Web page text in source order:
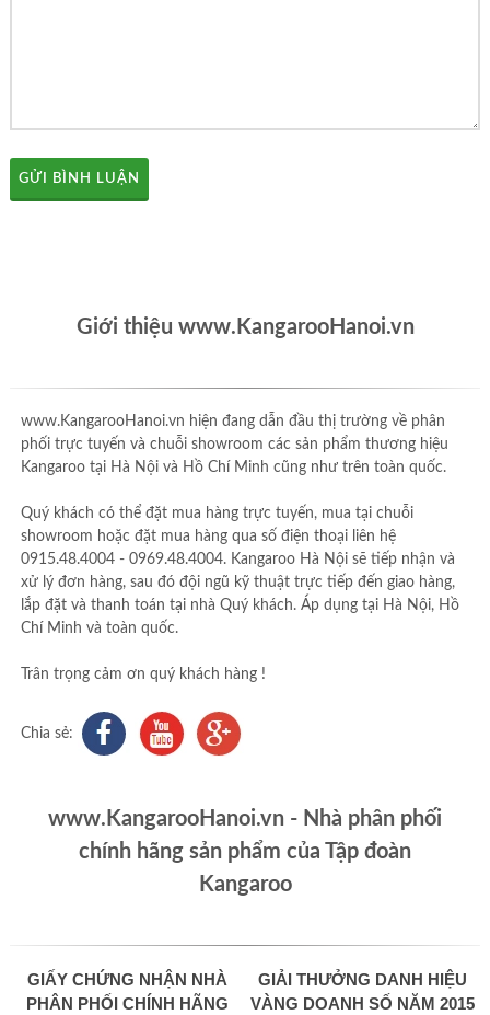
GỬI BÌNH LUẬN
Giới thiệu www.KangarooHanoi.vn
www.KangarooHanoi.vn hiện đang dẫn đầu thị trường về phân
phối trực tuyến và chuỗi showroom các sản phẩm thương hiệu
Kangaroo tại Hà Nội và Hồ Chí Minh cũng như trên toàn quốc.
Quý khách có thể đặt mua hàng trực tuyến, mua tại chuỗi
showroom hoặc đặt mua hàng qua số điện thoại liên hệ
0915.48.4004 - 0969.48.4004. Kangaroo Hà Nội sẽ tiếp nhận và
xử lý đơn hàng, sau đó đội ngũ kỹ thuật trực tiếp đến giao hàng,
lắp đặt và thanh toán tại nhà Quý khách. Áp dụng tại Hà Nội, Hồ
Chí Minh và toàn quốc.
Trân trọng cảm ơn quý khách hàng !
Chia sẻ:
www.KangarooHanoi.vn - Nhà phân phối
chính hãng sản phẩm của Tập đoàn
Kangaroo
GIẤY CHỨNG NHẬN NHÀ
PHÂN PHỐI CHÍNH HÃNG
GIẢI THƯỞNG DANH HIỆU
VÀNG DOANH SỐ NĂM 2015